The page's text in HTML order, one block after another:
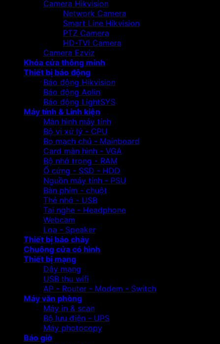
Camera Hikvision
Network Camera
Smart Line Hikvision
PTZ Camera
HD-TVI Camera
Camera Ezviz
Khóa cửa thông minh
Thiết bị báo động
Báo động Hikvision
Báo động Aolin
Báo động LightSYS
Máy tính & Linh kiện
Màn hình máy tính
Bộ vi xử lý - CPU
Bo mạch chủ - Mainboard
Card màn hình - VGA
Bộ nhớ trong - RAM
Ổ cứng - SSD - HDD
Nguồn máy tính - PSU
Bàn phím - chuột
Thẻ nhớ - USB
Tai nghe - Headphone
Webcam
Loa - Speaker
Thiết bị báo cháy
Chuông cửa có hình
Thiết bị mạng
Dây mạng
USB thu wifi
AP - Router - Modem - Switch
Máy văn phòng
Máy in & scan
Bộ lưu điện - UPS
Máy photocopy
Báo giờ